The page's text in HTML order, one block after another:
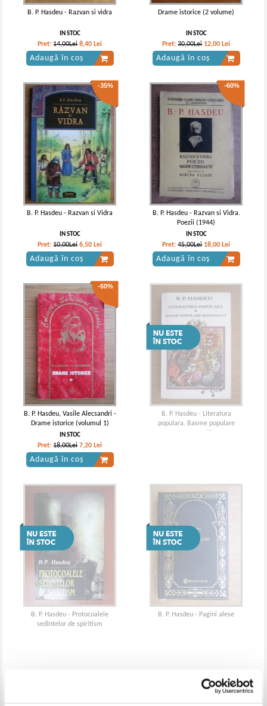
B. P. Hasdeu - Razvan si vidra
IN STOC
Pret:14,00Lei 8,40 Lei
Adaugă în coș
Drame istorice (2 volume)
IN STOC
Pret:30,00Lei 12,00 Lei
Adaugă în coș
-35%
B. P. Hasdeu - Razvan si Vidra
IN STOC
Pret:10,00Lei 6,50 Lei
Adaugă în coș
-60%
B. P. Hasdeu - Razvan si Vidra.
Poezii (1944)
IN STOC
Pret:45,00Lei 18,00 Lei
Adaugă în coș
-60%
B. P. Hasdeu, Vasile Alecsandri -
Drame istorice (volumul 1)
IN STOC
Pret:18,00Lei 7,20 Lei
Adaugă în coș
B. P. Hasdeu - Literatura
populara. Basme populare
romanesti
B. P. Hasdeu - Protocoalele
sedintelor de spiritism
B. P. Hasdeu - Pagini alese